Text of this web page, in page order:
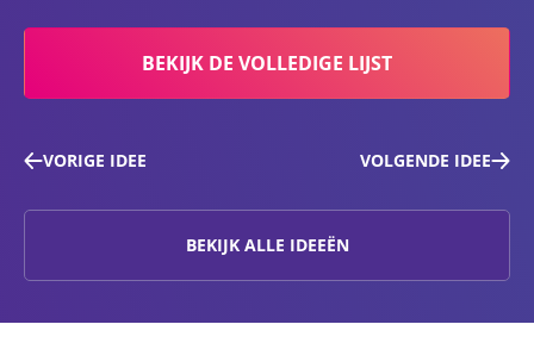
BEKIJK DE VOLLEDIGE LIJST
VORIGE IDEE VOLGENDE IDEE
BEKIJK ALLE IDEEËN